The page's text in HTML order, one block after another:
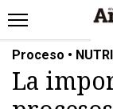
INICIO
NOTICIAS
Proceso •
La